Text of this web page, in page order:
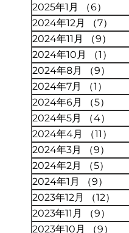
2025年1月
（6）
2024年12月
（7）
2024年11月
（9）
2024年10月
（1）
2024年8月
（9）
2024年7月
（1）
2024年6月
（5）
2024年5月
（4）
2024年4月
（11）
2024年3月
（9）
2024年2月
（5）
2024年1月
（9）
2023年12月
（12）
2023年11月
（9）
2023年10月
（9）